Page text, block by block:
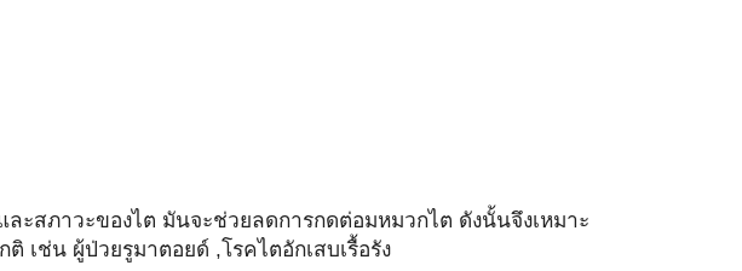
ะสภาวะของไต มันจะช่วยลดการกดต่อมหมวกไต ดังนั้นจึงเหมาะ
เช่น ผู้ป่วยรูมาตอยด์ ,โรคไตอักเสบเรื้อรัง